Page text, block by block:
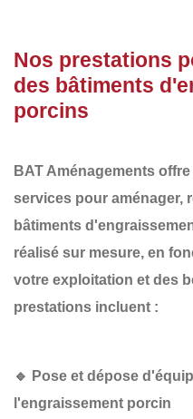
Nos prestations
des bâtiments
porcins
BAT Aménagements offre
services pour aménager,
bâtiments
réalisé sur mesure, en
votre exploitation et des
prestations incluent :
🔹 Pose et dépose
l'engraissement porcin